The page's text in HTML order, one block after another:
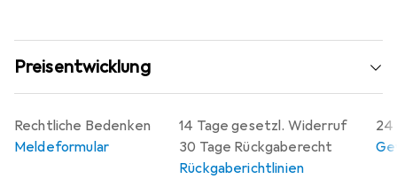
Preisentwicklung
14 Tage gesetzl. Widerruf
30 Tage Rückgaberecht
Rückgaberichtlinien
24
Rechtliche Bedenken
Meldeformular